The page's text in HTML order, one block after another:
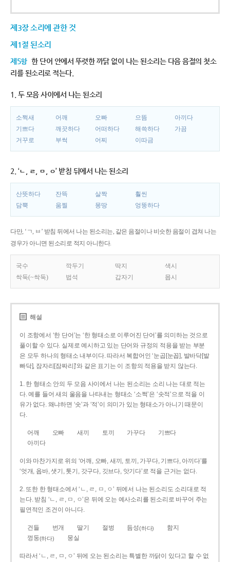
제3장 소리에 관한 것
제1절 된소리
제5항 한 단어 안에서 뚜렷한 까닭 없이 나는 된소리는 다음 음절의 첫소
리를 된소리로 적는다.
1. 두 모음 사이에서 나는 된소리
소쩍새 어깨 오빠 으뜸
아끼다
기쁘다
깨끗하다 어떠하다 해쓱하다
가끔
거꾸로
부썩 어찌 이따금
2. ‘ㄴ, ㄹ, ㅁ, ㅇ’ 받침 뒤에서 나는 된소리
산뜻하다 잔뜩 살짝
훨씬
담뿍
움찔 몽땅 엉뚱하다
다만, ‘ㄱ, ㅂ’ 받침 뒤에서 나는 된소리는, 같은 음절이나 비슷한 음절이 겹쳐 나는
경우가 아니면 된소리로 적지 아니한다.
국수 깍두기 딱지
색시
싹둑(~싹둑)
법석 갑자기 몹시
해설
이 조항에서 ‘한 단어’는 ‘한 형태소로 이루어진 단어’를 의미하는 것으로
풀이할 수 있다. 실제로 예시하고 있는 단어와 규정의 적용을 받는 부분
은 모두 하나의 형태소 내부이다. 따라서 복합어인 ‘눈곱[눈꼽], 발바닥[발
빠닥], 잠자리[잠짜리]’와 같은 표기는 이 조항의 적용을 받지 않는다.
1. 한 형태소 안의 두 모음 사이에서 나는 된소리는 소리 나는 대로 적는
다. 예를 들어 새의 울음을 나타내는 형태소 ‘소쩍’은 ‘솟적’으로 적을 이
유가 없다. 왜냐하면 ‘솟’과 ‘적’이 의미가 있는 형태소가 아니기 때문이
다.
어깨 오빠 새끼 토끼 가꾸다
기쁘다
아끼다
이와 마찬가지로 위의 ‘어깨, 오빠, 새끼, 토끼, 가꾸다, 기쁘다, 아끼다’를
‘엇개, 옵바, 샛기, 톳기, 갓구다, 깃브다, 앗기다’로 적을 근거는 없다.
2. 또한 한 형태소에서 ‘ㄴ, ㄹ, ㅁ, ㅇ’ 뒤에서 나는 된소리도 소리대로 적
는다. 받침 ‘ㄴ, ㄹ, ㅁ, ㅇ’은 뒤에 오는 예사소리를 된소리로 바꾸어 주는
필연적인 조건이 아니다.
건들 번개 딸기 절벙 듬성(하다)
함지
껑둥(하다) 뭉실
따라서 ‘ㄴ, ㄹ, ㅁ, ㅇ’ 뒤에 오는 된소리는 특별한 까닭이 있다고 할 수 없